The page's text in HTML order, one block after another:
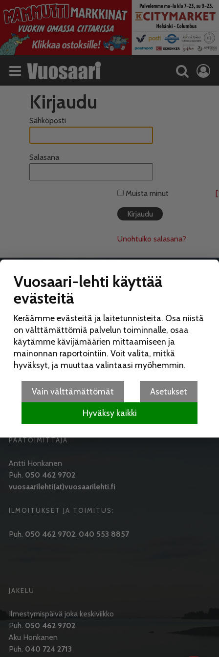
Kirjaudu
Sähköposti
Salasana
Muista minut
Unohtuiko salasana?
VUOSAARI-LEHTI
Toimitus:
Vuosaari-lehti
Merikorttikuja 6 E
00960 Helsinki
Puh:
050 462 9702
vuosaarilehti(at)vuosaarilehti.fi
PÄÄTOIMITTAJA
Antti Honkanen
Puh. 050 462 9702
vuosaarilehti(at)vuosaarilehti.fi
ILMOITUKSET JA TOIMITUS:
Puh. 050 462 9702, 040 553 8857
JAKELU
Ilmestymispäivä joka keskiviikko
Puh. 050 462 9702
Aku Honkanen
Puh. 040 724 2713
Vuosaari-lehti käyttää
evästeitä
Keräämme evästeitä ja laitetunnisteita. Osa niistä
on välttämättömiä palvelun toiminnalle, osaa
käytämme kävijämäärien mittaamiseen ja
mainonnan raportointiin. Voit valita, mitkä
hyväksyt, ja muuttaa valintaasi myöhemmin.
Vain välttämättömät Asetukset
Hyväksy kaikki